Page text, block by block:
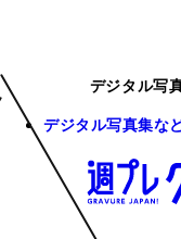
デジタル写
デジタル写真集な